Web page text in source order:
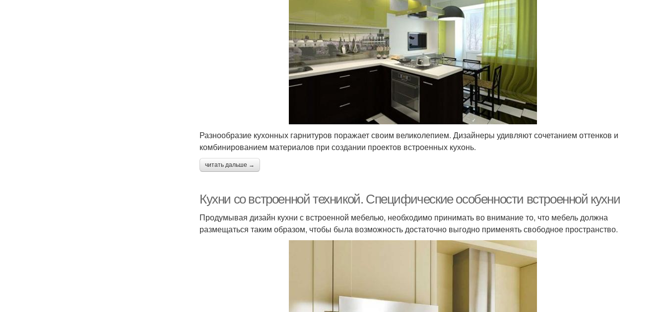
Разнообразие кухонных гарнитуров поражает своим великолепием. Дизайнеры удивляют сочетанием оттенков и
комбинированием материалов при создании проектов встроенных кухонь.
читать дальше →
Кухни со встроенной техникой. Специфические особенности встроенной кухни
Продумывая дизайн кухни с встроенной мебелью, необходимо принимать во внимание то, что мебель должна
размещаться таким образом, чтобы была возможность достаточно выгодно применять свободное пространство.